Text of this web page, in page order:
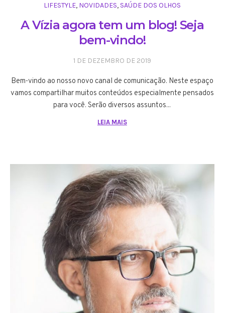
LIFESTYLE, NOVIDADES, SAÚDE DOS OLHOS
A Vízia agora tem um blog! Seja
bem-vindo!
1 DE DEZEMBRO DE 2019
Bem-vindo ao nosso novo canal de comunicação. Neste espaço
vamos compartilhar muitos conteúdos especialmente pensados
para você. Serão diversos assuntos...
LEIA MAIS